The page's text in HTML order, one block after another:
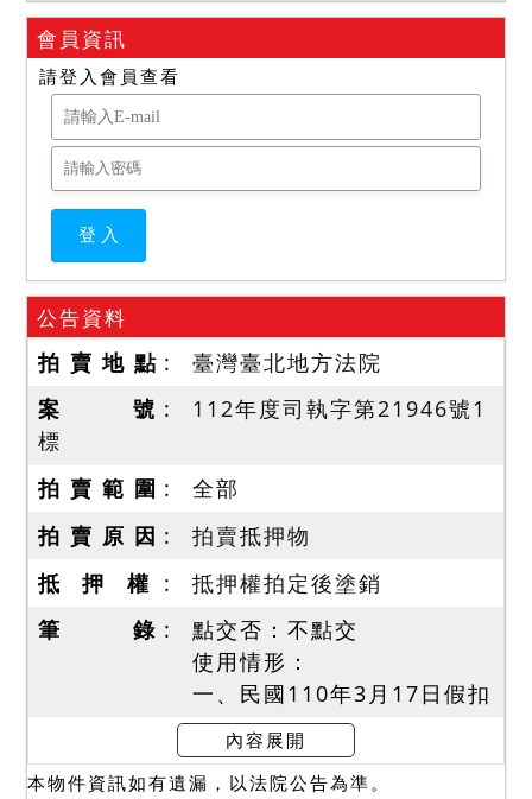
會員資訊
請登入會員查看
公告資料
拍 賣 地 點
臺灣臺北地方法院
案 號
112年度司執字第21946號1
標
拍 賣 範 圍
全部
拍 賣 原 因
拍賣抵押物
抵 押 權
抵押權拍定後塗銷
筆 錄
點交否：不點交
使用情形：
一、民國110年3月17日假扣
押查封時，據地政人員指界
稱40地號土地其上為樂業街
151號至153號及安居街45
內容展開
本物件資訊如有遺漏，以法院公告為準。